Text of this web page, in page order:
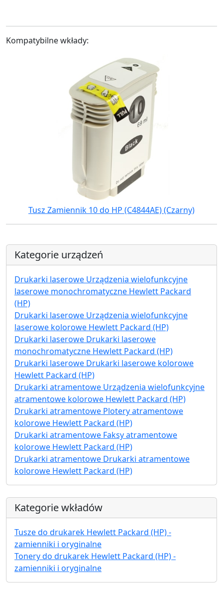
Kompatybilne wkłady:
Tusz Zamiennik 10 do HP (C4844AE) (Czarny)
Kategorie urządzeń
Drukarki laserowe Urządzenia wielofunkcyjne
laserowe monochromatyczne Hewlett Packard
(HP)
Drukarki laserowe Urządzenia wielofunkcyjne
laserowe kolorowe Hewlett Packard (HP)
Drukarki laserowe Drukarki laserowe
monochromatyczne Hewlett Packard (HP)
Drukarki laserowe Drukarki laserowe kolorowe
Hewlett Packard (HP)
Drukarki atramentowe Urządzenia wielofunkcyjne
atramentowe kolorowe Hewlett Packard (HP)
Drukarki atramentowe Plotery atramentowe
kolorowe Hewlett Packard (HP)
Drukarki atramentowe Faksy atramentowe
kolorowe Hewlett Packard (HP)
Drukarki atramentowe Drukarki atramentowe
kolorowe Hewlett Packard (HP)
Kategorie wkładów
Tusze do drukarek Hewlett Packard (HP) -
zamienniki i oryginalne
Tonery do drukarek Hewlett Packard (HP) -
zamienniki i oryginalne